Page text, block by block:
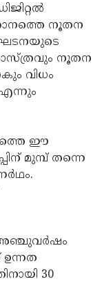
നൂതന
നൂതന
വിധം
ഈ
മുമ്പ് തന്നെ
അഞ്ചുവര്‍ഷം
ഉന്നത
30